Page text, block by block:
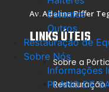
Estantes
Outros
Restauração de
Sobre Nós
Informações
PLANO DE
Av. Adelina Piffer
LINKS ÚTEIS
Sobre a
Restauração